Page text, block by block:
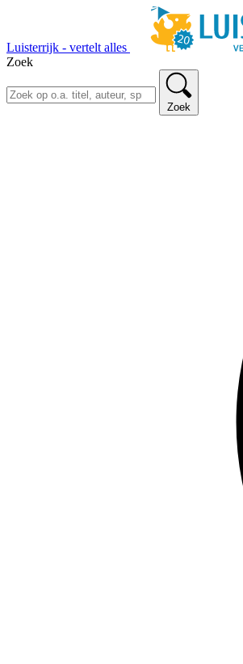
Luisterrijk - vertelt alles
Zoek
Zoek